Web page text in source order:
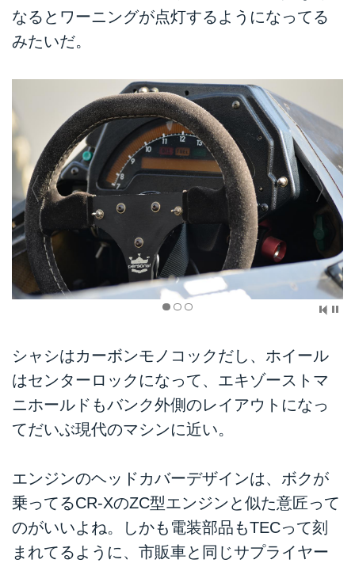
なるとワーニングが点灯するようになってる
みたいだ。
シャシはカーボンモノコックだし、ホイール
はセンターロックになって、エキゾーストマ
ニホールドもバンク外側のレイアウトになっ
てだいぶ現代のマシンに近い。
エンジンのヘッドカバーデザインは、ボクが
乗ってるCR-XのZC型エンジンと似た意匠って
のがいいよね。しかも電装部品もTECって刻
まれてるように、市販車と同じサプライヤー